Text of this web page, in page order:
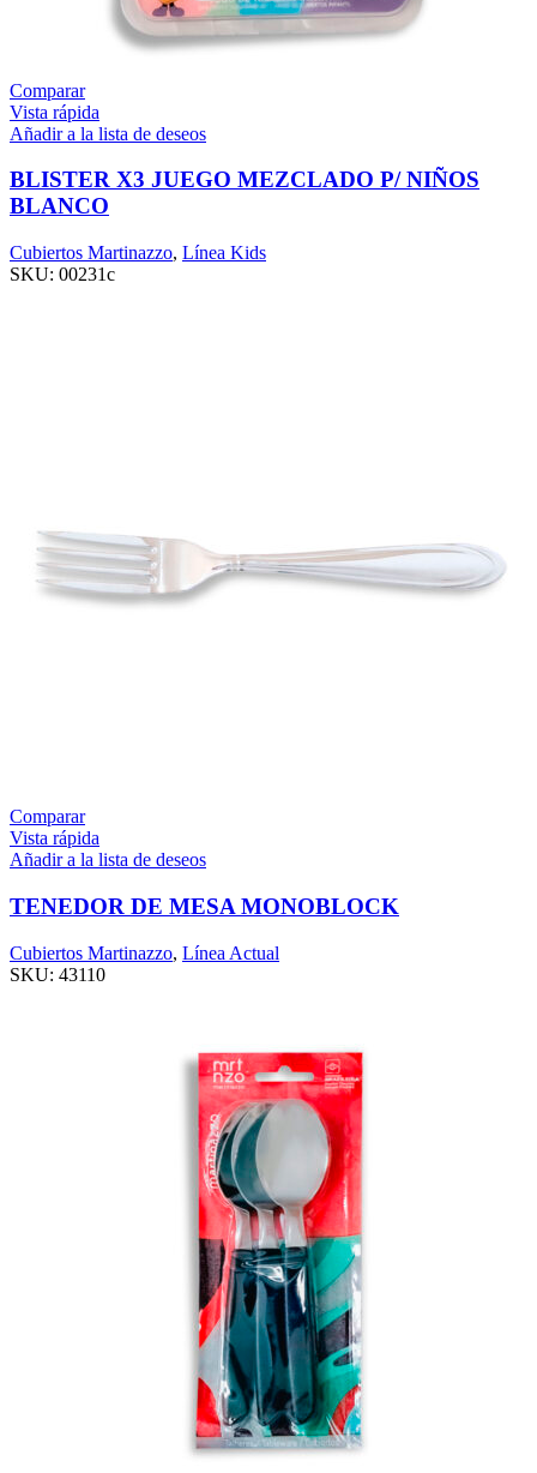
Comparar
Vista rápida
Añadir a la lista de deseos
BLISTER X3 JUEGO MEZCLADO P/ NIÑOS
BLANCO
Cubiertos Martinazzo, Línea Kids
SKU: 00231c
Comparar
Vista rápida
Añadir a la lista de deseos
TENEDOR DE MESA MONOBLOCK
Cubiertos Martinazzo, Línea Actual
SKU: 43110